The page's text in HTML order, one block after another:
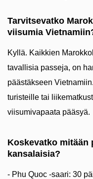
Tarvitsevatko
viisumia
Kyllä. Kaikkien
tavallisia passeja, on
päästäkseen
turisteille tai
viisumivapaata pääsyä.
Koskevatko mitään
kansalaisia?
- Phu Quoc -saari: 30